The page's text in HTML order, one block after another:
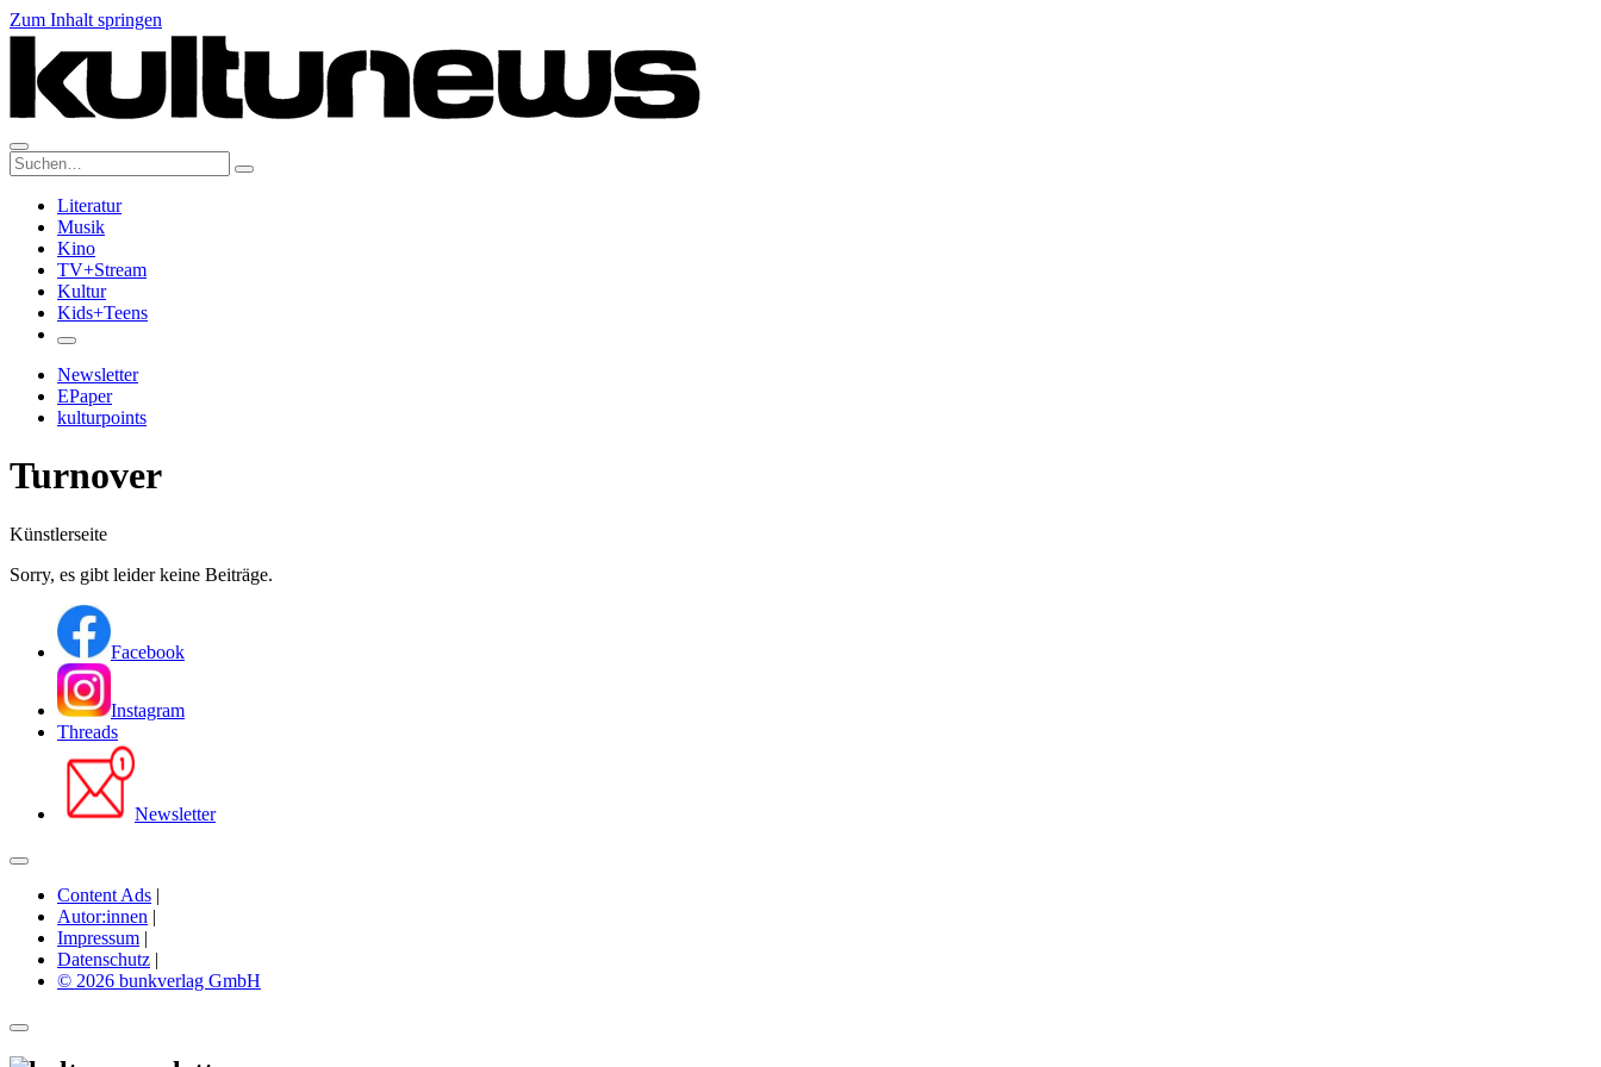
Zum Inhalt springen
Suche:
Literatur
Musik
Kino
TV+Stream
Kultur
Kids+Teens
Newsletter
EPaper
kulturpoints
Turnover
Künstlerseite
Sorry, es gibt leider keine Beiträge.
Facebook
Instagram
Threads
Newsletter
Content Ads |
Autor:innen |
Impressum |
Datenschutz |
© 2026 bunkverlag GmbH